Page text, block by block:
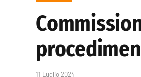
11 Luglio 2024